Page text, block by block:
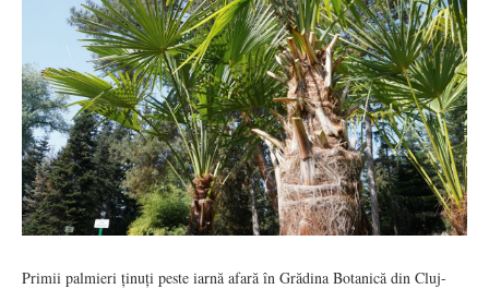
Primii palmieri ținuți peste iarnă afară în Grădina Botanică din Cluj-